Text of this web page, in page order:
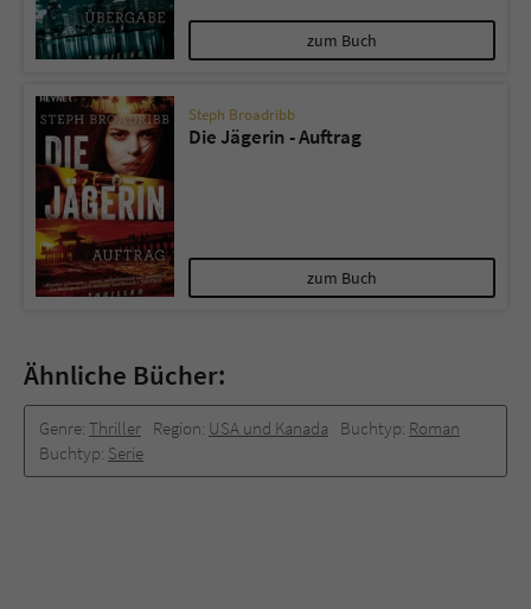
zum Buch
Steph Broadribb
Die Jägerin - Auftrag
zum Buch
Ähnliche Bücher:
Genre: Thriller Region: USA und Kanada Buchtyp: Roman
Buchtyp: Serie